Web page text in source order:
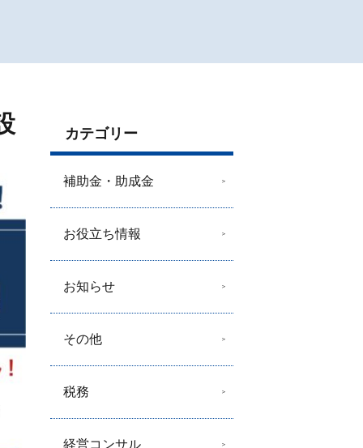
カテゴリー
補助金・助成金
お役立ち情報
お知らせ
その他
税務
経営コンサル